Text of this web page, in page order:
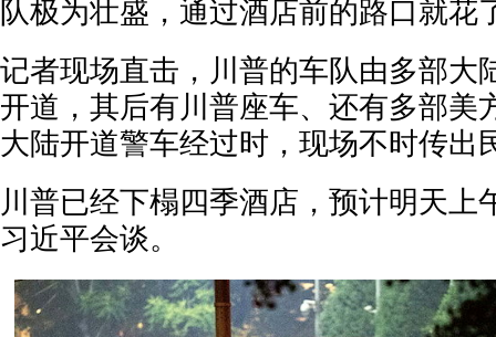
队极为壮盛，通过酒店前的路口就花
记者现场直击，川普的车队由多部大
开道，其后有川普座车、还有多部美
大陆开道警车经过时，现场不时传出
川普已经下榻四季酒店，预计明天上
习近平会谈。